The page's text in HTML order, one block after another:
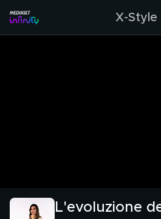
X-Style
L'evoluzione